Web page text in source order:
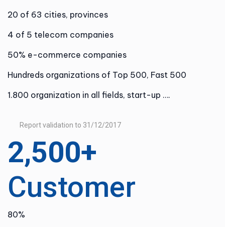
20 of 63 cities, provinces
4 of 5 telecom companies
50% e-commerce companies
Hundreds organizations of Top 500, Fast 500
1.800 organization in all fields, start-up ….
Report validation to 31/12/2017
2,500+
Customer
80%